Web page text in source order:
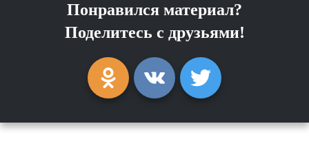
Понравился материал?
Поделитесь с друзьями!